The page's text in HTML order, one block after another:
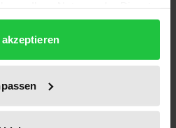
Konzeptionen von
ob eine göttliche
Geschlechtern festgelegt
wie vormoderne und